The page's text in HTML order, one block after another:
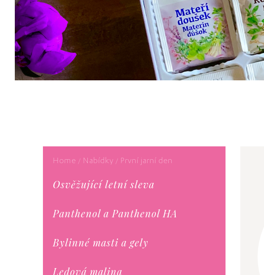
Home / Nabídky / První jarní den
Osvěžující letní sleva
Panthenol a Panthenol HA
Bylinné masti a gely
Ledová malina